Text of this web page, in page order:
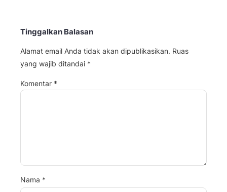
Tinggalkan Balasan
Alamat email Anda tidak akan dipublikasikan. Ruas
yang wajib ditandai *
Komentar *
Nama *